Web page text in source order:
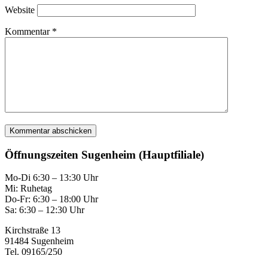
Website
Kommentar *
Öffnungszeiten Sugenheim (Hauptfiliale)
Mo-Di 6:30 – 13:30 Uhr
Mi: Ruhetag
Do-Fr: 6:30 – 18:00 Uhr
Sa: 6:30 – 12:30 Uhr
Kirchstraße 13
91484 Sugenheim
Tel. 09165/250